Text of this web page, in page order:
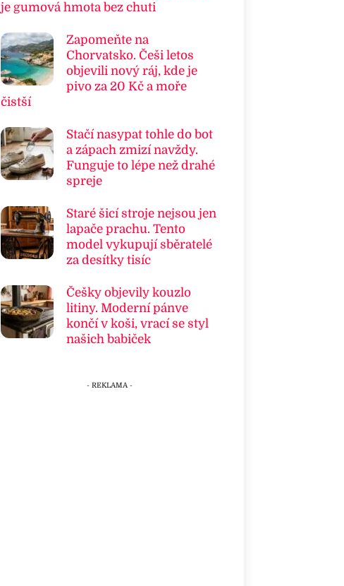
je gumová hmota bez chuti
Zapomeňte na
Chorvatsko. Češi letos
objevili nový ráj, kde je
pivo za 20 Kč a moře
čistší
Stačí nasypat tohle do bot
a zápach zmizí navždy.
Funguje to lépe než drahé
spreje
Staré šicí stroje nejsou jen
lapače prachu. Tento
model vykupují sběratelé
za desítky tisíc
Češky objevily kouzlo
litiny. Moderní pánve
končí v koši, vrací se styl
našich babiček